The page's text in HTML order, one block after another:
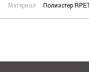
Материал
Полиэстер